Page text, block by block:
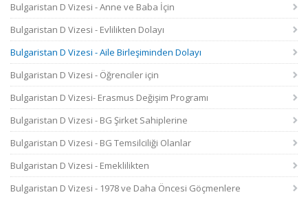
Bulgaristan D Vizesi - Anne ve Baba İçin
Bulgaristan D Vizesi - Evlilikten Dolayı
Bulgaristan D Vizesi - Aile Birleşiminden Dolayı
Bulgaristan D Vizesi - Öğrenciler için
Bulgaristan D Vizesi- Erasmus Değişim Programı
Bulgaristan D Vizesi - BG Şirket Sahiplerine
Bulgaristan D Vizesi - BG Temsilciliği Olanlar
Bulgaristan D Vizesi - Emeklilikten
Bulgaristan D Vizesi - 1978 ve Daha Öncesi Göçmenlere